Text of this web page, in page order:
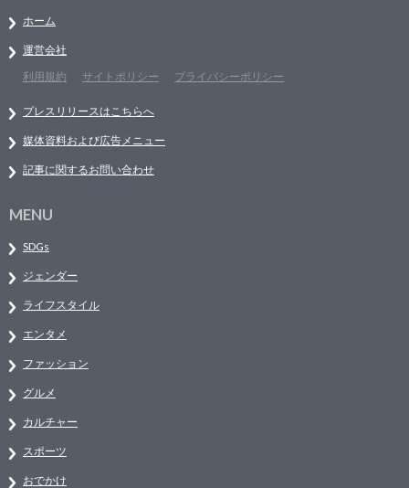
ホーム
運営会社
利用規約
サイトポリシー プライバシーポリシー
プレスリリースはこちらへ
媒体資料および広告メニュー
記事に関するお問い合わせ
MENU
SDGs
ジェンダー
ライフスタイル
エンタメ
ファッション
グルメ
カルチャー
スポーツ
おでかけ